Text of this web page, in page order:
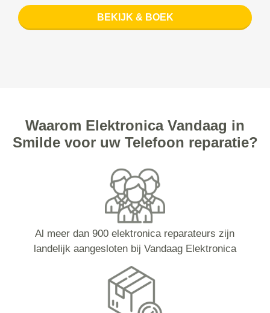
BEKIJK & BOEK
Waarom Elektronica Vandaag in
Smilde voor uw Telefoon reparatie?
Al meer dan 900 elektronica reparateurs zijn
landelijk aangesloten bij Vandaag Elektronica